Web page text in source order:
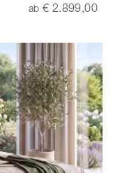
ab € 2.899,00